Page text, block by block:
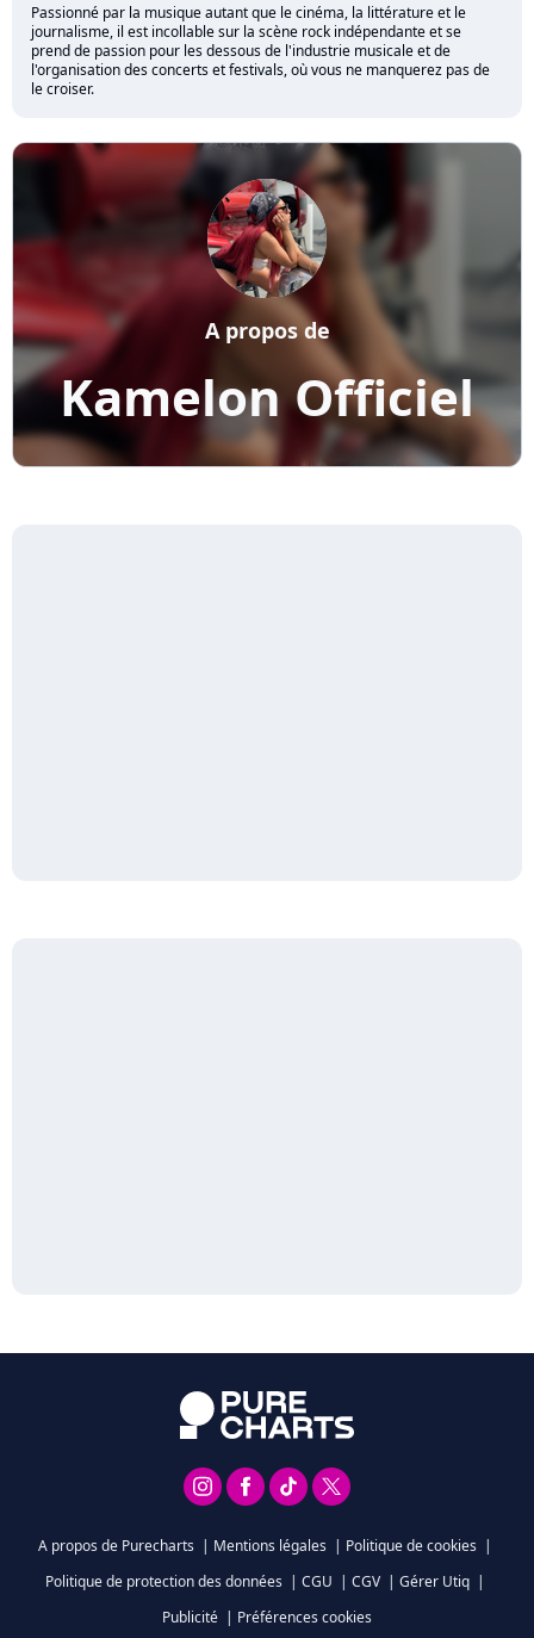
Passionné par la musique autant que le cinéma, la littérature et le
journalisme, il est incollable sur la scène rock indépendante et se
prend de passion pour les dessous de l'industrie musicale et de
l'organisation des concerts et festivals, où vous ne manquerez pas de
le croiser.
Kamelon Officiel
A propos de
A propos de Purecharts | Mentions légales | Politique de cookies |
Politique de protection des données | CGU | CGV | Gérer Utiq |
Publicité | Préférences cookies